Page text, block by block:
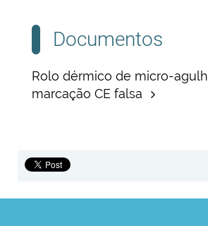
Documentos
Rolo dérmico de micro-
marcação CE falsa